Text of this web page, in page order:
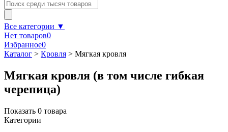
Все категории ▼
Нет товаров0
Избранное0
Каталог > Кровля > Мягкая кровля
Мягкая кровля (в том числе гибкая
черепица)
Показать 0 товара
Категории